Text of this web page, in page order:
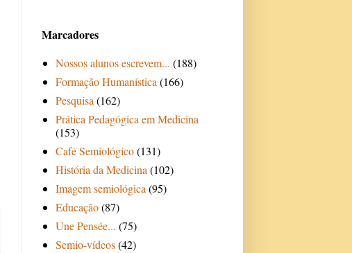
Marcadores
Nossos alunos escrevem... (188)
Formação Humanística (166)
Pesquisa (162)
Prática Pedagógica em Medicina
(153)
Café Semiológico(131)
História da Medicina (102)
Imagem semiológica (95)
Educação(87)
Une Pensée... (75)
Semio-vídeos(42)